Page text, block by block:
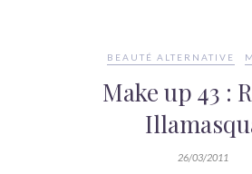
BEAUTÉ ALTERNATIVE
Make up 43 :
26/03/2011